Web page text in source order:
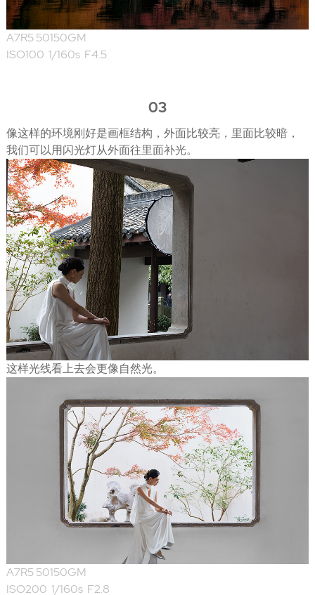
A7R5 50150GM
ISO100 1/160s F4.5
03
像这样的环境刚好是画框结构，外面比较亮，里面比较暗，
我们可以用闪光灯从外面往里面补光。
这样光线看上去会更像自然光。
A7R5 50150GM
ISO200 1/160s F2.8